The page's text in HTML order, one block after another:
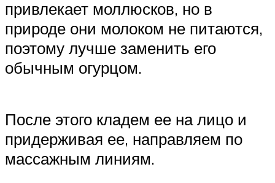
привлекает моллюсков, но в
природе они молоком не питаются,
поэтому лучше заменить его
обычным огурцом.
После этого кладем ее на лицо и
придерживая ее, направляем по
массажным линиям.